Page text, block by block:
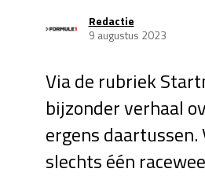
Redactie
9 augustus 2023
Via de rubriek
bijzonder verhaal
ergens
slechts één